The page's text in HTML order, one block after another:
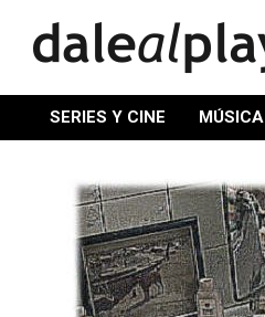
content
Primary
SERIES Y CINE MÚSICA